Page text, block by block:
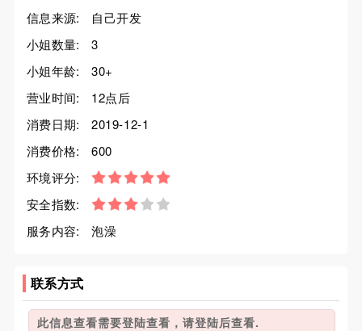
信息来源:
自己开发
小姐数量:
3
小姐年龄:
30+
营业时间:
12点后
消费日期:
2019-12-1
消费价格:
600
环境评分:
安全指数:
服务内容:
泡澡
联系方式
此信息查看需要登陆查看，请登陆后查看.